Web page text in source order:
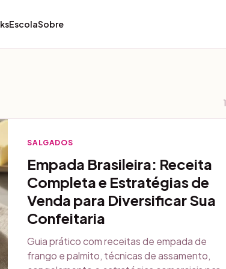
EscolaSobre
1
SALGADOS
Empada Brasileira: Receita
Completa e Estratégias de
Venda para Diversificar Sua
Confeitaria
Guia prático com receitas de empada de
frango e palmito, técnicas de assamento,